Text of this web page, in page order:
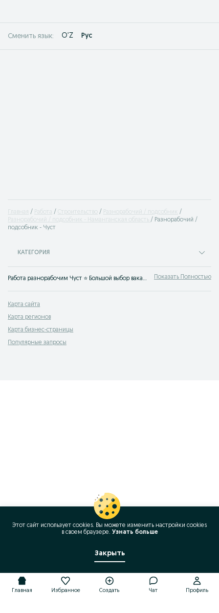
Сменить язык: O'Z Рус
Главная Работа Строительство
Разнорабочий / подсобник
Разнорабочий / подсобник - Наманганская область
Разнорабочий /
подсобник - Чуст
КАТЕГОРИЯ
Работа разнорабочим Чуст ⭐ Большой выбор вакансий разнорабочих ✔️ вахта ✔️ на стройку ✔️ с ежедневной оплатой ⮞⮞ OLX.uz Чуст Показать Полностью
Карта сайта
Карта регионов
Карта бизнес-страницы
Популярные запросы
Главная Избранное Создать Чат Профиль
Этот сайт использует cookies. Вы можете изменить настройки cookies
в своeм браузере. Узнать больше
Закрыть